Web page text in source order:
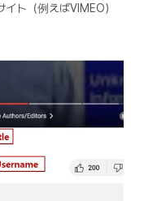
ト（例えばVIMEO）